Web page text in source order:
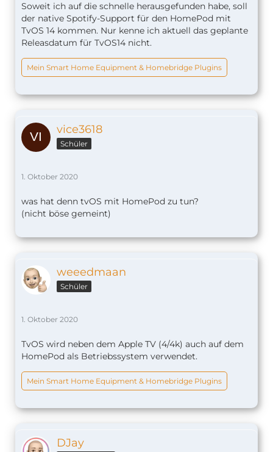
Soweit ich auf die schnelle herausgefunden habe, soll
der native Spotify-Support für den HomePod mit
TvOS 14 kommen. Nur kenne ich aktuell das geplante
Releasdatum für TvOS14 nicht.
Mein Smart Home Equipment & Homebridge Plugins
vice3618
Schüler
1. Oktober 2020
was hat denn tvOS mit HomePod zu tun?
(nicht böse gemeint)
weeedmaan
Schüler
1. Oktober 2020
TvOS wird neben dem Apple TV (4/4k) auch auf dem
HomePod als Betriebssystem verwendet.
Mein Smart Home Equipment & Homebridge Plugins
DJay